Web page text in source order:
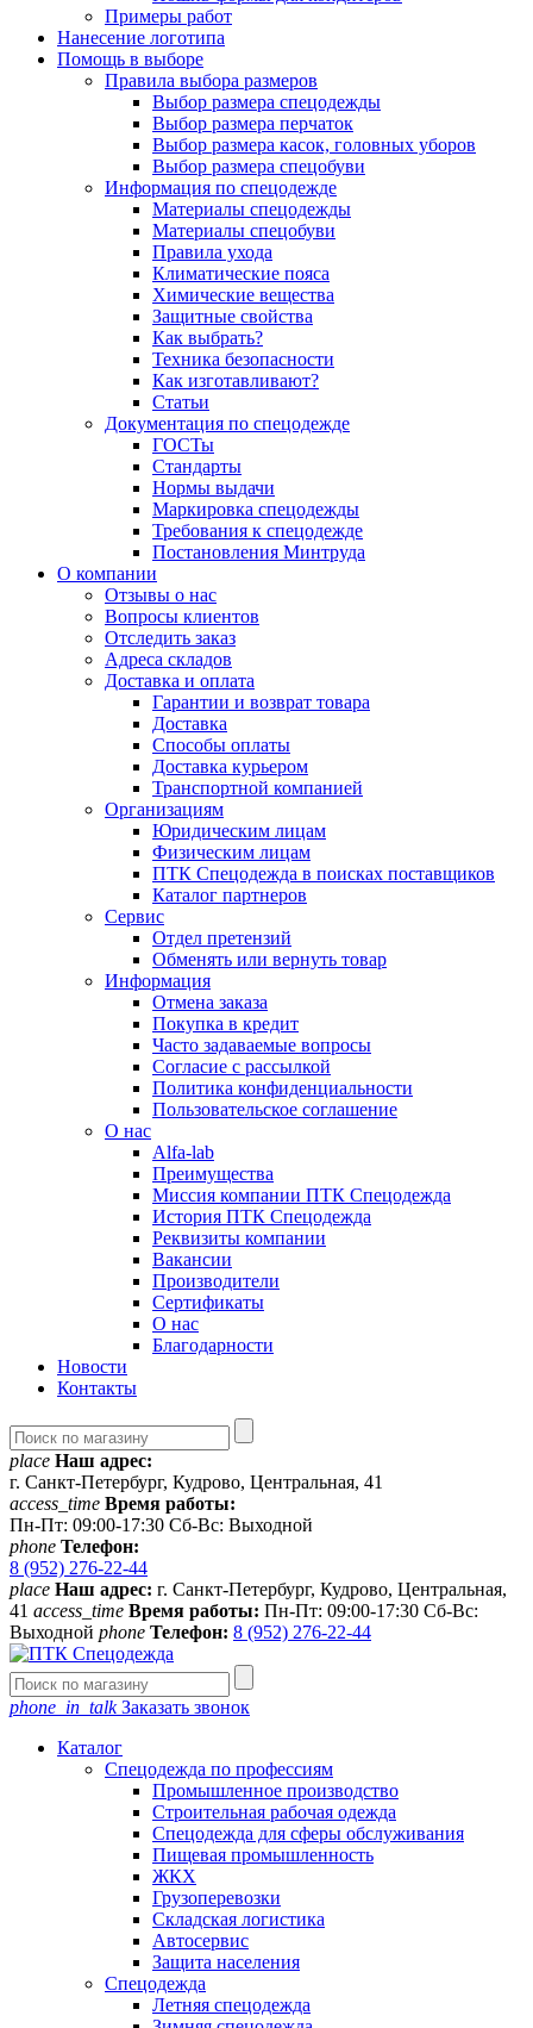
Примеры работ
Нанесение логотипа
Помощь в выборе
Правила выбора размеров
Выбор размера спецодежды
Выбор размера перчаток
Выбор размера касок, головных уборов
Выбор размера спецобуви
Информация по спецодежде
Материалы спецодежды
Материалы спецобуви
Правила ухода
Климатические пояса
Химические вещества
Защитные свойства
Как выбрать?
Техника безопасности
Как изготавливают?
Статьи
Документация по спецодежде
ГОСТы
Cтандарты
Нормы выдачи
Маркировка спецодежды
Требования к спецодежде
Постановления Минтруда
О компании
Отзывы о нас
Вопросы клиентов
Отследить заказ
Адреса складов
Доставка и оплата
Гарантии и возврат товара
Доставка
Способы оплаты
Доставка курьером
Транспортной компанией
Организациям
Юридическим лицам
Физическим лицам
ПТК Спецодежда в поисках поставщиков
Каталог партнеров
Сервис
Отдел претензий
Обменять или вернуть товар
Информация
Отмена заказа
Покупка в кредит
Часто задаваемые вопросы
Согласие с рассылкой
Политика конфиденциальности
Пользовательское соглашение
О нас
Alfa-lab
Преимущества
Миссия компании ПТК Спецодежда
История ПТК Спецодежда
Реквизиты компании
Вакансии
Производители
Сертификаты
О нас
Благодарности
Новости
Контакты
place Наш адрес:
г. Санкт-Петербург, Кудрово, Центральная, 41
access_time Время работы:
Пн-Пт: 09:00-17:30 Сб-Вс: Выходной
phone Телефон:
8 (952) 276-22-44
place Наш адрес: г. Санкт-Петербург, Кудрово, Центральная,
41 access_time Время работы: Пн-Пт: 09:00-17:30 Сб-Вс:
Выходной phone Телефон: 8 (952) 276-22-44
phone_in_talkЗаказать звонок
Каталог
Спецодежда по профессиям
Промышленное производство
Строительная рабочая одежда
Спецодежда для сферы обслуживания
Пищевая промышленность
ЖКХ
Грузоперевозки
Складская логистика
Автосервис
Защита населения
Спецодежда
Летняя спецодежда